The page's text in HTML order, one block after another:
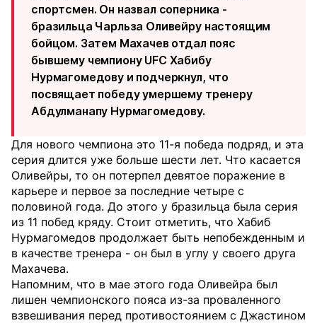
спортсмен. Он назвал соперника -
бразильца Чарльза Оливейру настоящим
бойцом. Затем Махачев отдал пояс
бывшему чемпиону UFC Хабибу
Нурмагомедову и подчеркнул, что
посвящает победу умершему тренеру
Абдулманапу Нурмагомедову.
Для нового чемпиона это 11-я победа подряд, и эта
серия длится уже больше шести лет. Что касается
Оливейры, то он потерпел девятое поражение в
карьере и первое за последние четыре с
половиной года. До этого у бразильца была серия
из 11 побед кряду. Стоит отметить, что Хабиб
Нурмагомедов продолжает быть непобежденным и
в качестве тренера - он был в углу у своего друга
Махачева.
Напомним, что в мае этого года Оливейра был
лишен чемпионского пояса из-за проваленного
взвешивания перед противостоянием с Джастином